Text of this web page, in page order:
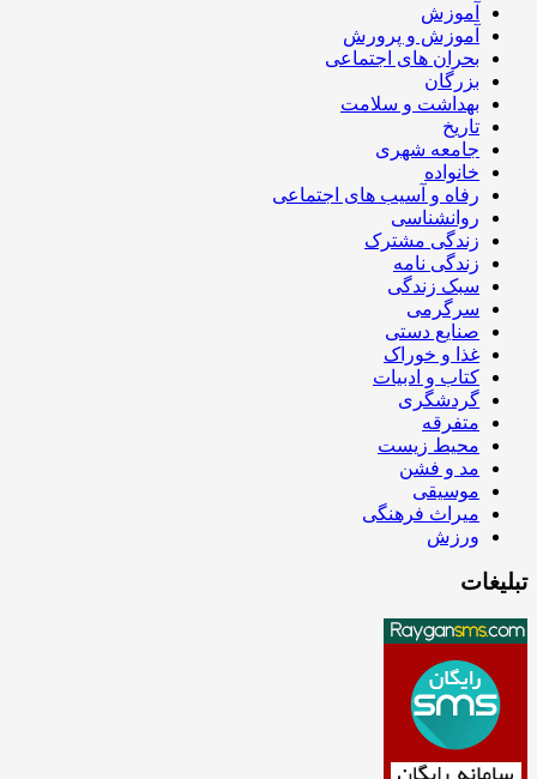
آموزش
آموزش و پرورش
بحران های اجتماعی
بزرگان
بهداشت و سلامت
تاریخ
جامعه شهری
خانواده
رفاه و آسیب های اجتماعی
روانشناسی
زندگی مشترک
زندگی نامه
سبک زندگی
سرگرمی
صنایع دستی
غذا و خوراک
کتاب و ادبیات
گردشگری
متفرقه
محیط زیست
مد و فشن
موسیقی
میراث فرهنگی
ورزش
تبلیغات